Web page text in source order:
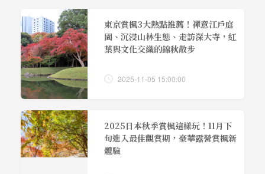
東京賞楓3大熱點推薦！禪意江戶庭
園、沉浸山林生態、走訪深大寺，紅
葉與文化交織的錦秋散步
2025-11-05 15:00:00
2025日本秋季賞楓這樣玩！11月下
旬進入最佳觀賞期，豪華露營賞楓新
體驗